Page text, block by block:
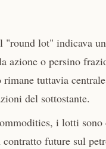
"round lot" indicava
azione o persino
tuttavia
del sottostante.
i lotti
future sul